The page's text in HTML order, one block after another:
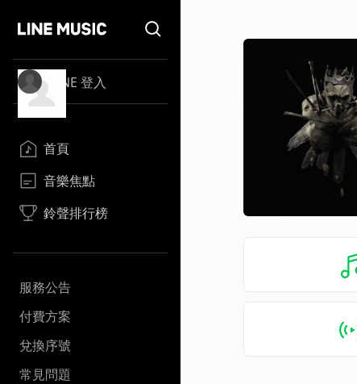
LINE 登入
首頁
音樂焦點
鈴聲排行榜
服務公告
付費方案
兌換序號
常見問題